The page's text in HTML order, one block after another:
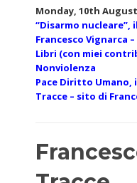
Monday, 10th August
“Disarmo nucleare”,
Francesco Vignarca
Libri (con miei
Nonviolenza
Pace Diritto Umano,
Tracce – sito di